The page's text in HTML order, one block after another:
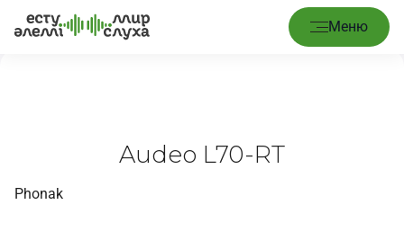
Меню
Главная / Аппараты /Audeo L70-RT
Audeo L70-RT
Phonak